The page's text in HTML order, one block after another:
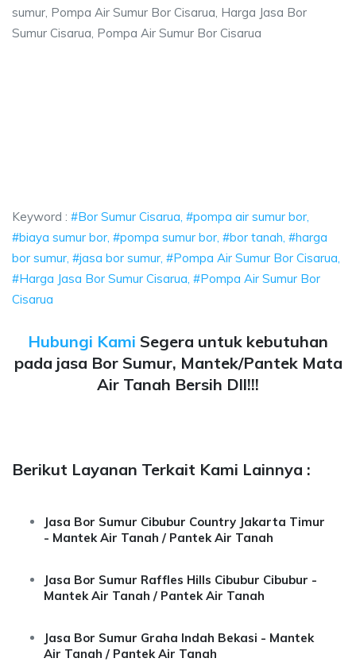
sumur, Pompa Air Sumur Bor Cisarua, Harga Jasa Bor
Sumur Cisarua, Pompa Air Sumur Bor Cisarua
Keyword : #Bor Sumur Cisarua, #pompa air sumur bor,
#biaya sumur bor, #pompa sumur bor, #bor tanah, #harga
bor sumur, #jasa bor sumur, #Pompa Air Sumur Bor Cisarua,
#Harga Jasa Bor Sumur Cisarua, #Pompa Air Sumur Bor
Cisarua
Hubungi Kami Segera untuk kebutuhan
pada jasa Bor Sumur, Mantek/Pantek Mata
Air Tanah Bersih Dll!!!
Berikut Layanan Terkait Kami Lainnya :
Jasa Bor Sumur Cibubur Country Jakarta Timur
- Mantek Air Tanah / Pantek Air Tanah
Jasa Bor Sumur Raffles Hills Cibubur Cibubur -
Mantek Air Tanah / Pantek Air Tanah
Jasa Bor Sumur Graha Indah Bekasi - Mantek
Air Tanah / Pantek Air Tanah